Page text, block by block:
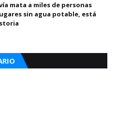
mata a miles de personas
sin agua potable, está